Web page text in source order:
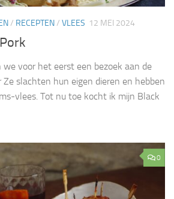
/ RECEPTEN/ VLEES 12 MEI 2024
voor het eerst een bezoek aan de
slachten hun eigen dieren en hebben
vlees. Tot nu toe kocht ik mijn Black
0